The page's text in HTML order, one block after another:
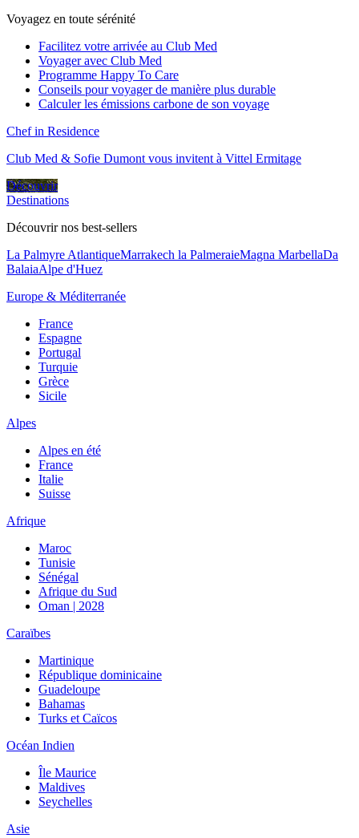
Voyagez en toute sérénité
Facilitez votre arrivée au Club Med
Voyager avec Club Med
Programme Happy To Care
Conseils pour voyager de manière plus durable
Calculer les émissions carbone de son voyage
Chef in Residence
Club Med & Sofie Dumont vous invitent à Vittel Ermitage
Découvrir
Destinations
Découvrir nos best-sellers
La Palmyre AtlantiqueMarrakech la PalmeraieMagna MarbellaDa
BalaiaAlpe d'Huez
Europe & Méditerranée
France
Espagne
Portugal
Turquie
Grèce
Sicile
Alpes
Alpes en été
France
Italie
Suisse
Afrique
Maroc
Tunisie
Sénégal
Afrique du Sud
Oman | 2028
Caraïbes
Martinique
République dominicaine
Guadeloupe
Bahamas
Turks et Caïcos
Océan Indien
Île Maurice
Maldives
Seychelles
Asie